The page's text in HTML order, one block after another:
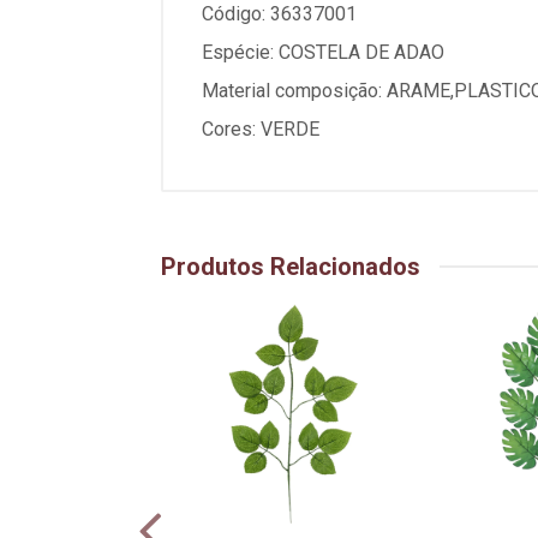
Código: 36337001
Espécie: COSTELA DE ADAO
Material composição:
Cores: VERDE
Produtos Relacionados